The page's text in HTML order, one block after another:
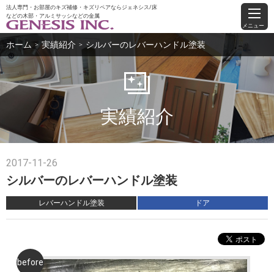
法人専門・お部屋のキズ補修・キズリペアならジェネシス/床
などの木部・アルミサッシなどの金属
メニュー
ホーム ＞ 実績紹介 ＞ シルバーのレバーハンドル塗装
実績紹介
2017-11-26
シルバーのレバーハンドル塗装
レバーハンドル塗装 ドア